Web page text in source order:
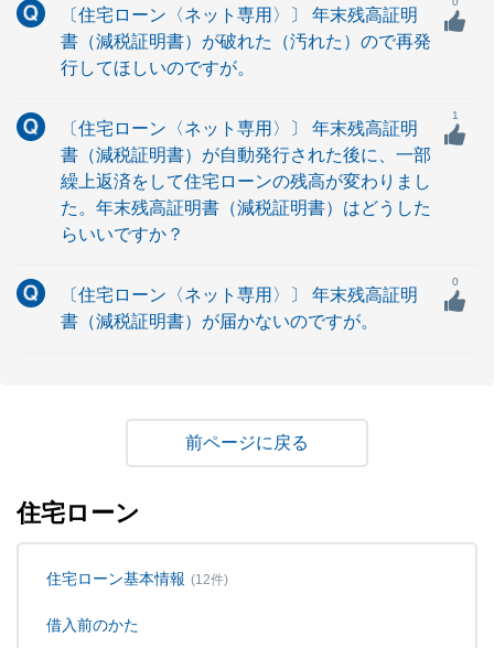
〔住宅ローン〈ネット専用〉〕 年末残高証明
書（減税証明書）が破れた（汚れた）ので再発
行してほしいのですが。
〔住宅ローン〈ネット専用〉〕 年末残高証明
書（減税証明書）が自動発行された後に、一部
繰上返済をして住宅ローンの残高が変わりまし
た。年末残高証明書（減税証明書）はどうした
らいいですか？
1
〔住宅ローン〈ネット専用〉〕 年末残高証明
書（減税証明書）が届かないのですが。
0
戻る
住宅ローン
住宅ローン基本情報 (12件)
借入前のかた